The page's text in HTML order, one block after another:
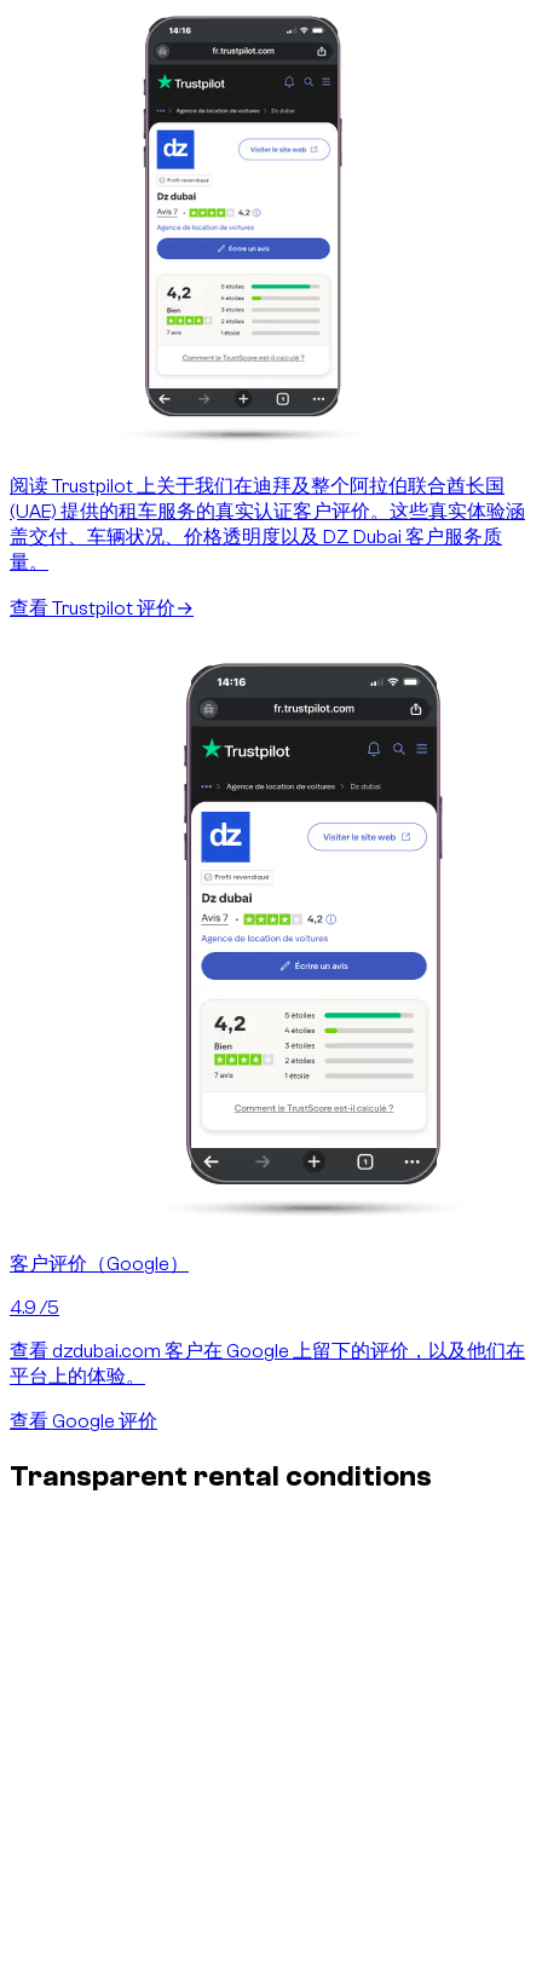
阅读 Trustpilot 上关于我们在迪拜及整个阿拉伯联合酋长国
(UAE) 提供的租车服务的真实认证客户评价。这些真实体验涵
盖交付、车辆状况、价格透明度以及 DZ Dubai 客户服务质
量。
查看 Trustpilot 评价→
客户评价（Google）
4.9 /5
查看 dzdubai.com 客户在 Google 上留下的评价，以及他们在
平台上的体验。
查看 Google 评价
Transparent rental conditions